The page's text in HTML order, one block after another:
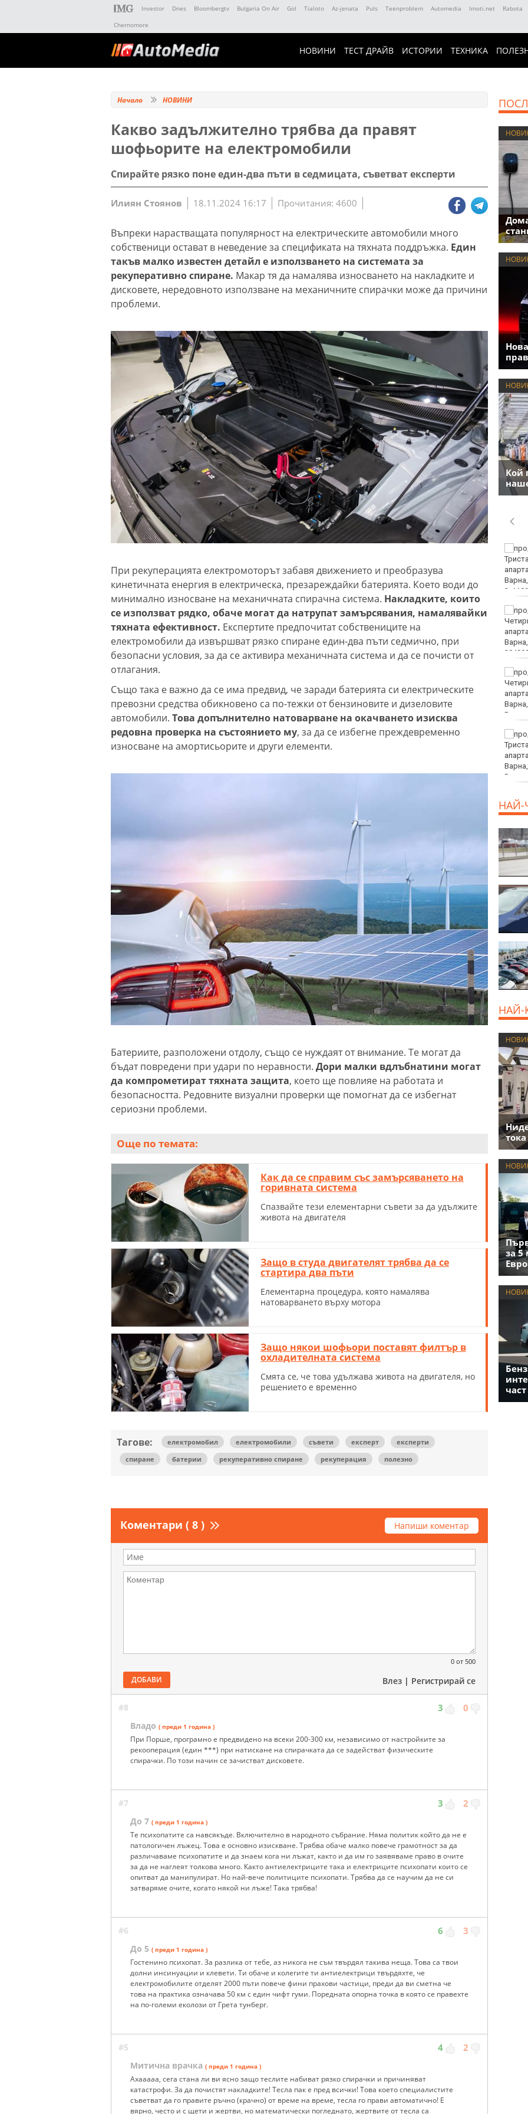
Investor Dnes Bloombergtv Bulgaria On Air Gol Tialoto Az-jenata Puls Teenproblem Automedia Imoti.net Rabota
Chernomore
НОВИНИ ТЕСТ ДРАЙВ ИСТОРИИ ТЕХНИКА
Начало НОВИНИ
Какво задължително трябва да правят
шофьорите на електромобили
Спирайте рязко поне един-два пъти в седмицата, съветват експерти
Илиян Стоянов 18.11.2024 16:17 Прочитания: 4600
Въпреки нарастващата популярност на електрическите автомобили много
собственици остават в неведение за спецификата на тяхната поддръжка. Един
такъв малко известен детайл е използването на системата за
рекуперативно спиране. Макар тя да намалява износването на накладките и
дисковете, нередовното използване на механичните спирачки може да причини
проблеми.
При рекуперацията електромоторът забавя движението и преобразува
кинетичната енергия в електрическа, презареждайки батерията. Което води до
минимално износване на механичната спирачна система. Накладките, които
се използват рядко, обаче могат да натрупат замърсявания, намалявайки
тяхната ефективност. Експертите предпочитат собствениците на
електромобили да извършват рязко спиране един-два пъти седмично, при
безопасни условия, за да се активира механичната система и да се почисти от
отлагания.
Също така е важно да се има предвид, че заради батерията си електрическите
превозни средства обикновено са по-тежки от бензиновите и дизеловите
автомобили. Това допълнително натоварване на окачването изисква
редовна проверка на състоянието му, за да се избегне преждевременно
износване на амортисьорите и други елементи.
Батериите, разположени отдолу, също се нуждаят от внимание. Те могат да
бъдат повредени при удари по неравности. Дори малки вдлъбнатини могат
да компрометират тяхната защита, което ще повлияе на работата и
безопасността. Редовните визуални проверки ще помогнат да се избегнат
сериозни проблеми.
Още по темата:
Как да се справим със замърсяването на
горивната система
Спазвайте тези елементарни съвети за да удължите
живота на двигателя
Защо в студа двигателят трябва да се
стартира два пъти
Елементарна процедура, която намалява
натоварването върху мотора
Защо някои шофьори поставят филтър в
охладителната система
Смята се, че това удължава живота на двигателя, но
решението е временно
Тагове: електромобил електромобили съвети експерт
експерти
спиране
батерии рекуперативно спиране рекуперация полезно
Коментари ( 8 ) Напиши коментар
0 от 500
ДОБАВИ Влез | Регистрирай се
#8 3 0
Владо ( преди 1 година )
При Порше, програмно е предвидено на всеки 200-300 км, независимо от настройките за
рекооперация (един ***) при натискане на спирачката да се задействат физическите
спирачки. По този начин се зачистват дисковете.
#7 3 2
До 7 ( преди 1 година )
Те психопатите са навсякъде. Включително в народното събрание. Няма политик който да не е
патологичен лъжец. Това е основно изискване. Трябва обаче малко повече грамотност за да
различаваме психопатите и да знаем кога ни лъжат, както и да им го заявяваме право в очите
за да не наглеят толкова много. Както антиелектриците така и електриците психопати които се
опитват да манипулират. Но най-вече политиците психопати. Трябва да се научим да не си
затваряме очите, когато някой ни лъже! Така трябва!
#6 6 3
До 5 ( преди 1 година )
Гостенино психопат. За разлика от тебе, аз никога не съм твърдял такива неща. Това са твои
долни инсинуации и клевети. Ти обаче и колегите ти антиелектрици твърдяхте, че
електромобилите отделят 2000 пъти повече фини прахови частици, преди да ви сметна че
това на практика означава 50 км с един чифт гуми. Поредната опорна точка в която се правехте
на по-големи еколози от Грета тунберг.
#5 4 2
Митична врачка ( преди 1 година )
Ахааааа, сега стана ли ви ясно защо теслите набиват рязко спирачки и причиняват
катастрофи. За да почистят накладките! Тесла пак е пред всички! Това което специалистите
съветват да го правите ръчно (крачно) от време на време, тесла го прави автоматично! Е
вярно, често и с щети и жертви, но математически погледнато, жертвите от тесла са
Кой
избере кои плажни
принадлежности да
наеме
Почина бащата на Лео
Сърбия
София попадна в
НАЙ-
НАЙ-
за 5
част